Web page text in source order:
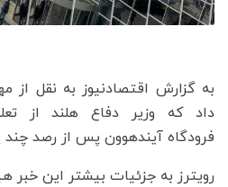
به گزارش اقتصادنیوز به نقل از
داد که وزیر دفاع هلند از
فرودگاه آیندهوون پس از رصد چند
رویترز به جزئیات بیشتر این خبر